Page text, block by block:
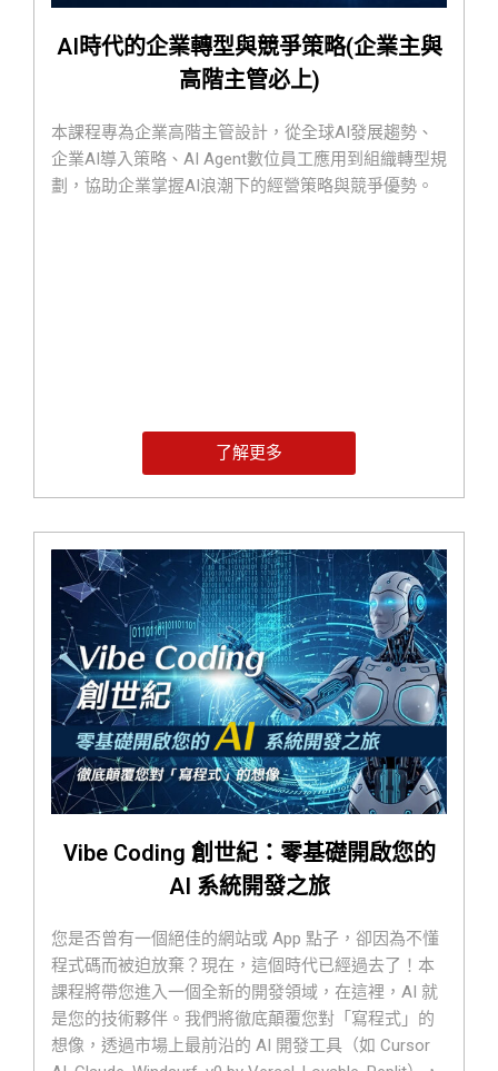
AI時代的企業轉型與競爭策略(企業主與
高階主管必上)
本課程專為企業高階主管設計，從全球AI發展趨勢、
企業AI導入策略、AI Agent數位員工應用到組織轉型規
劃，協助企業掌握AI浪潮下的經營策略與競爭優勢。
了解更多
Vibe Coding 創世紀：零基礎開啟您的
AI 系統開發之旅
您是否曾有一個絕佳的網站或 App 點子，卻因為不懂
程式碼而被迫放棄？現在，這個時代已經過去了！本
課程將帶您進入一個全新的開發領域，在這裡，AI 就
是您的技術夥伴。我們將徹底顛覆您對「寫程式」的
想像，透過市場上最前沿的 AI 開發工具（如 Cursor